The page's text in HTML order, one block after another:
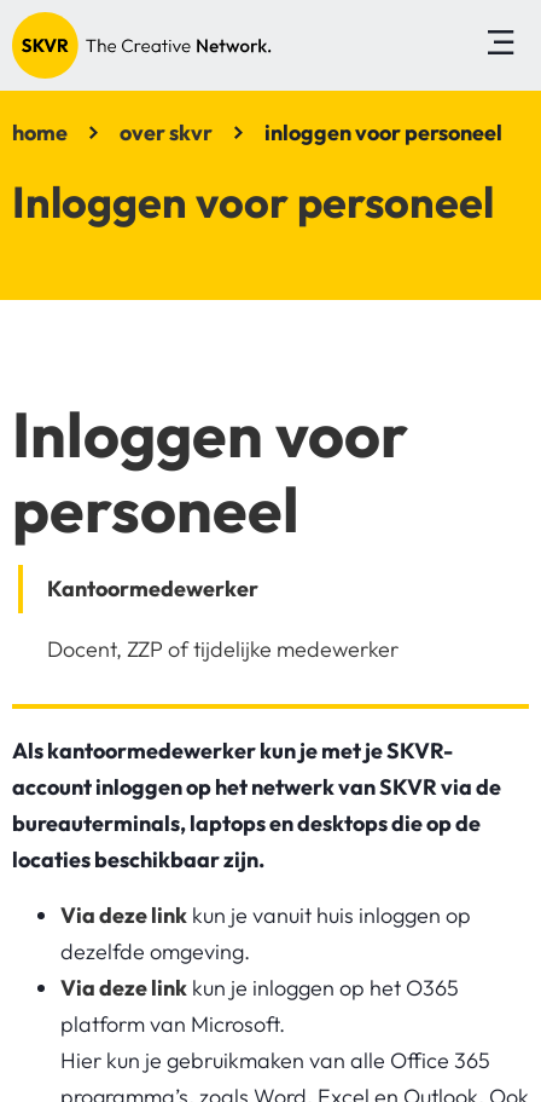
home over skvr inloggen voor personeel
Inloggen voor personeel
Inloggen voor
personeel
Kantoormedewerker
Docent, ZZP of tijdelijke medewerker
Als kantoormedewerker kun je met je SKVR-
account inloggen op het netwerk van SKVR via de
bureauterminals, laptops en desktops die op de
locaties beschikbaar zijn.
Via deze link kun je vanuit huis inloggen op
dezelfde omgeving.
Via deze link kun je inloggen op het O365
platform van Microsoft.
Hier kun je gebruikmaken van alle Office 365